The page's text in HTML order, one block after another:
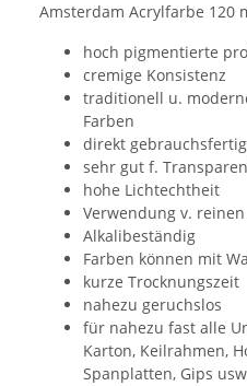
Amsterdam Acrylfarbe 120
hoch pigmentierte
cremige Konsistenz
traditionell u.
Farben
direkt gebrauchsfertig
sehr gut f.
hohe Lichtechtheit
Verwendung v.
Alkalibeständig
Farben können mit
kurze Trocknungszeit
nahezu geruchslos
für nahezu fast alle
Karton, Keilrahmen,
Spanplatten, Gips